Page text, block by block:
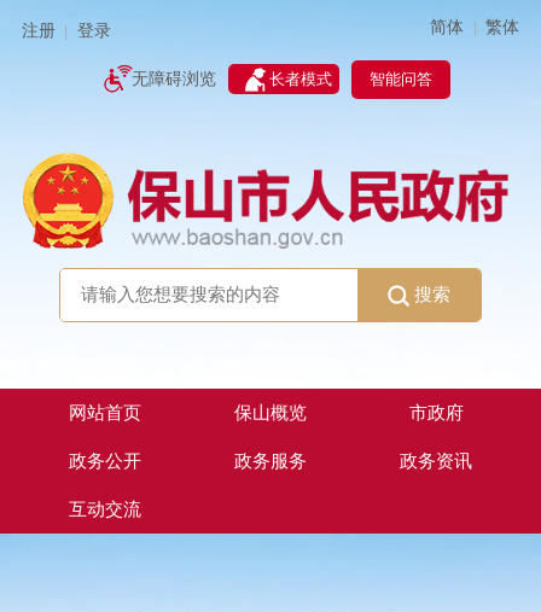
注册 登录 简体 | 繁体
无障碍浏览 长者模式 智能问答
搜索
网站首页 保山概览 市政府
政务公开 政务服务 政务资讯
互动交流